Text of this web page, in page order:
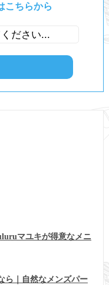
こちらから
マユキが得意なメニ
ら｜自然なメンズパー